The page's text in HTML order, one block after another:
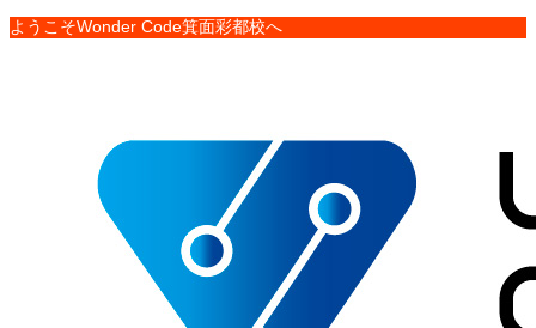
ようこそWonder Code箕面彩都校へ